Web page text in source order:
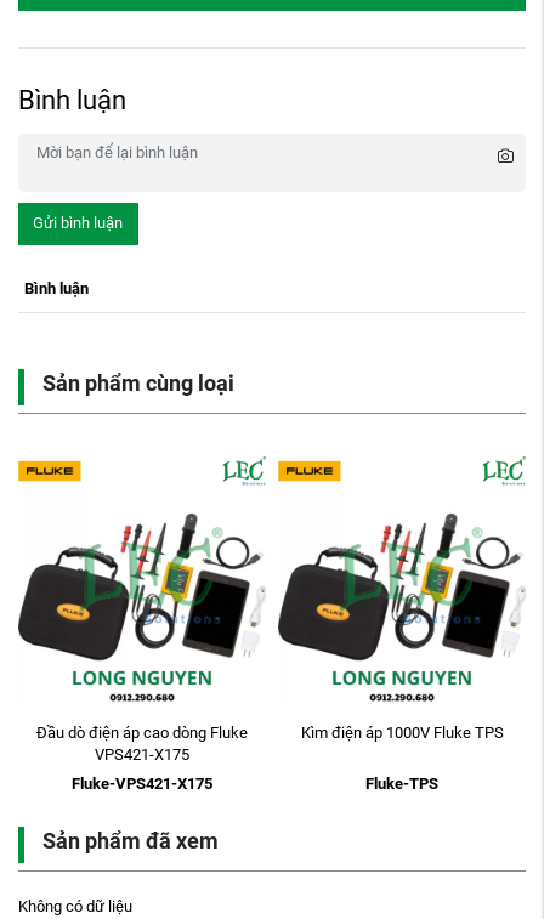
Bình luận
Gửi bình luận
Bình luận
Sản phẩm cùng loại
Đầu dò điện áp cao dòng Fluke
VPS421-X175
Fluke-VPS421-X175
Kìm điện áp 1000V Fluke TPS
Fluke-TPS
Sản phẩm đã xem
Không có dữ liệu